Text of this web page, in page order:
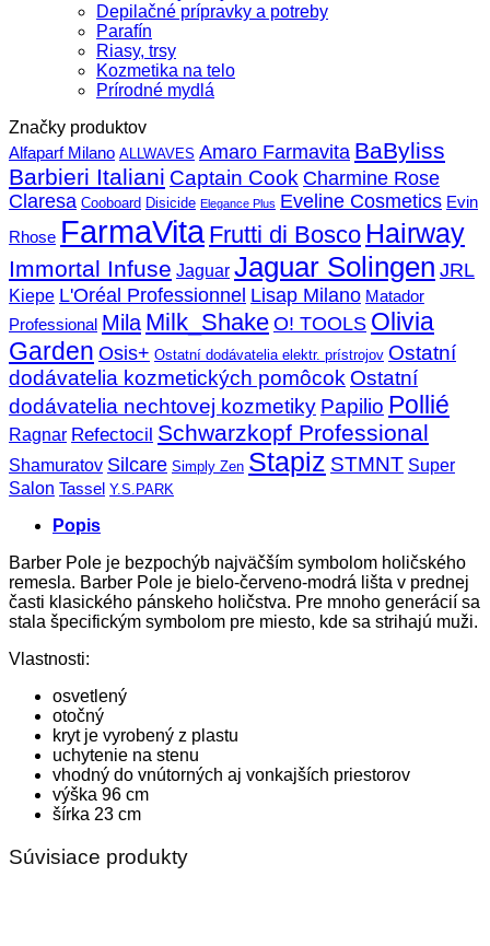
Depilačné prípravky a potreby
Parafín
Riasy, trsy
Kozmetika na telo
Prírodné mydlá
Značky produktov
Alfaparf Milano ALLWAVES Amaro Farmavita BaByliss
Barbieri Italiani Captain Cook Charmine Rose
Claresa Cooboard Disicide Elegance Plus Eveline Cosmetics Evin
Rhose FarmaVita Frutti di Bosco Hairway
Immortal Infuse Jaguar Jaguar Solingen JRL
Kiepe L'Oréal Professionnel Lisap Milano Matador
Professional Mila Milk_Shake O! TOOLS Olivia
Garden Osis+ Ostatní dodávatelia elektr. prístrojov Ostatní
dodávatelia kozmetických pomôcok Ostatní
dodávatelia nechtovej kozmetiky Papilio Pollié
Ragnar Refectocil Schwarzkopf Professional
Shamuratov Silcare Simply Zen Stapiz STMNT Super
Salon Tassel Y.S.PARK
Popis
Barber Pole je bezpochýb najväčším symbolom holičského
remesla. Barber Pole je bielo-červeno-modrá lišta v prednej
časti klasického pánskeho holičstva. Pre mnoho generácií sa
stala špecifickým symbolom pre miesto, kde sa strihajú muži.
Vlastnosti:
osvetlený
otočný
kryt je vyrobený z plastu
uchytenie na stenu
vhodný do vnútorných aj vonkajších priestorov
výška 96 cm
šírka 23 cm
Súvisiace produkty